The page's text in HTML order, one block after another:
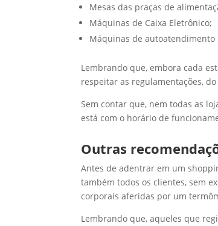
Mesas das praças de
Máquinas de Caixa Eletrônico;
Máquinas de autoatendimento
Lembrando que, embora cada
respeitar as regulamentações,
Sem contar que, nem todas as
está com o horário de
Outras
Antes de adentrar em um
também todos os clientes, sem
corporais aferidas por um
Lembrando que, aqueles que